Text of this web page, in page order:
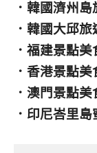
． 韓國濟州島
． 韓國大邱旅
． 福建景點美
． 香港景點美
． 澳門景點美
． 印尼峇里島